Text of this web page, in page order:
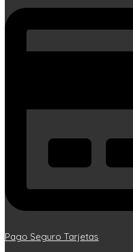
Pago Seguro Tarjetas